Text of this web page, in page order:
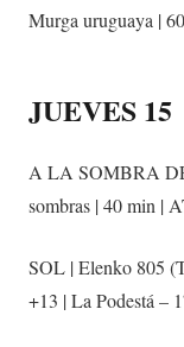
Murga uruguaya |
JUEVES 15
A LA SOMBRA
sombras | 40 min |
SOL | Elenko 805
+13 | La Podestá –